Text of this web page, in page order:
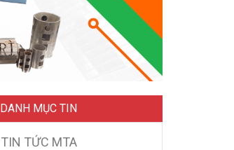
DANH MỤC TIN
TIN TỨC MTA